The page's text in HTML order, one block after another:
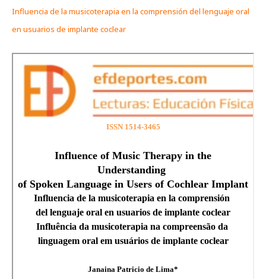
Influencia de la musicoterapia en la comprensión del lenguaje oral
en usuarios de implante coclear